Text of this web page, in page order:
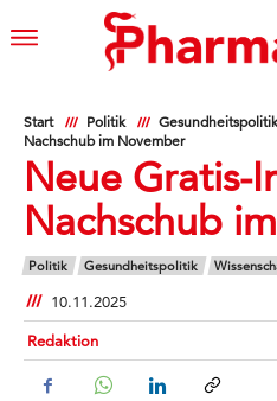
Start Politik Gesundheitspolitik
Nachschub im November
Neue Gratis-
Nachschub
Politik Gesundheitspolitik
10.11.2025
Redaktion